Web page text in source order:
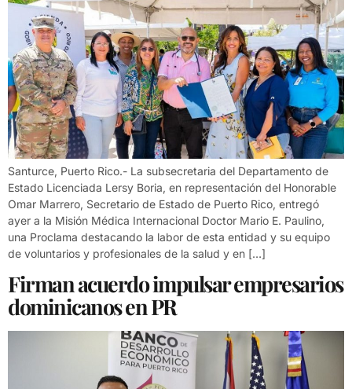
Santurce, Puerto Rico.- La subsecretaria del Departamento de
Estado Licenciada Lersy Boria, en representación del Honorable
Omar Marrero, Secretario de Estado de Puerto Rico, entregó
ayer a la Misión Médica Internacional Doctor Mario E. Paulino,
una Proclama destacando la labor de esta entidad y su equipo
de voluntarios y profesionales de la salud y en […]
Firman acuerdo impulsar empresarios
dominicanos en PR